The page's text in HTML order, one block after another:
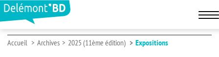
Accueil Archives 2025 (11ème édition) Expositions